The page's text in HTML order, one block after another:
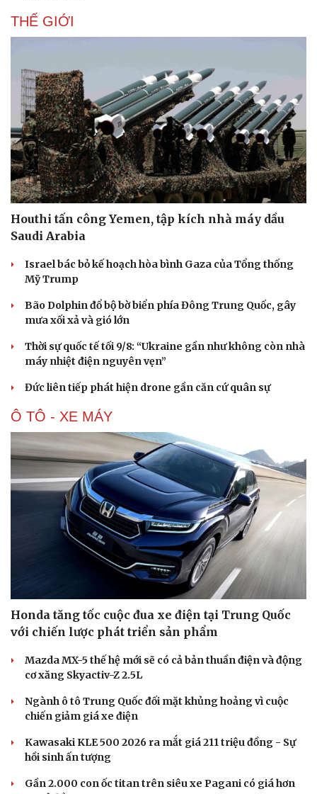
THẾ GIỚI
Houthi tấn công Yemen, tập kích nhà máy dầu
Saudi Arabia
Israel bác bỏ kế hoạch hòa bình Gaza của Tổng thống
Mỹ Trump
Bão Dolphin đổ bộ bờ biển phía Đông Trung Quốc, gây
mưa xối xả và gió lớn
Thời sự quốc tế tối 9/8: “Ukraine gần như không còn nhà
máy nhiệt điện nguyên vẹn”
Đức liên tiếp phát hiện drone gần căn cứ quân sự
Ô TÔ - XE MÁY
Honda tăng tốc cuộc đua xe điện tại Trung Quốc
với chiến lược phát triển sản phẩm
Mazda MX-5 thế hệ mới sẽ có cả bản thuần điện và động
cơ xăng Skyactiv-Z 2.5L
Ngành ô tô Trung Quốc đối mặt khủng hoảng vì cuộc
chiến giảm giá xe điện
Kawasaki KLE 500 2026 ra mắt giá 211 triệu đồng - Sự
hồi sinh ấn tượng
Gần 2.000 con ốc titan trên siêu xe Pagani có giá hơn